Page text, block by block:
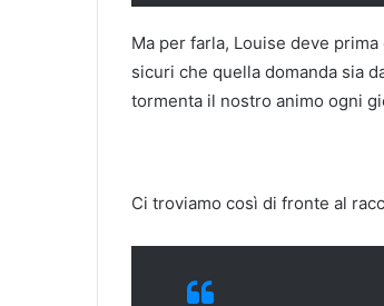
Ma per farla, Louise deve
sicuri che quella domanda sia
tormenta il nostro animo ogni
Ci troviamo così di fronte al